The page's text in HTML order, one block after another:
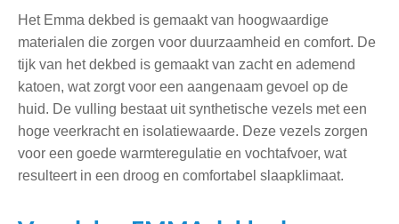
Het Emma dekbed is gemaakt van hoogwaardige
materialen die zorgen voor duurzaamheid en comfort. De
tijk van het dekbed is gemaakt van zacht en ademend
katoen, wat zorgt voor een aangenaam gevoel op de
huid. De vulling bestaat uit synthetische vezels met een
hoge veerkracht en isolatiewaarde. Deze vezels zorgen
voor een goede warmteregulatie en vochtafvoer, wat
resulteert in een droog en comfortabel slaapklimaat.